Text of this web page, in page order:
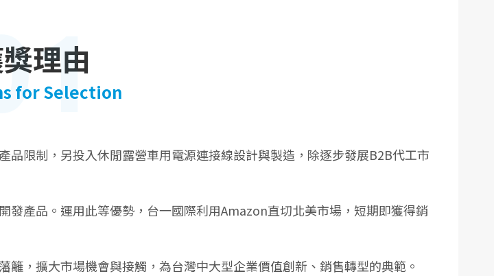
理由
for Selection
限制，另投入休閒露營車用電源連接線設計與製造，除逐步發展B2B代工市
產品。運用此等優勢，台一國際利用Amazon直切北美市場，短期即獲得銷
，擴大市場機會與接觸，為台灣中大型企業價值創新、銷售轉型的典範。